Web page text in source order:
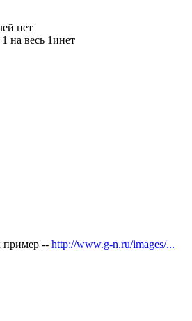
нет
на весь 1инет
пример -- http://www.g-n.ru/images/...